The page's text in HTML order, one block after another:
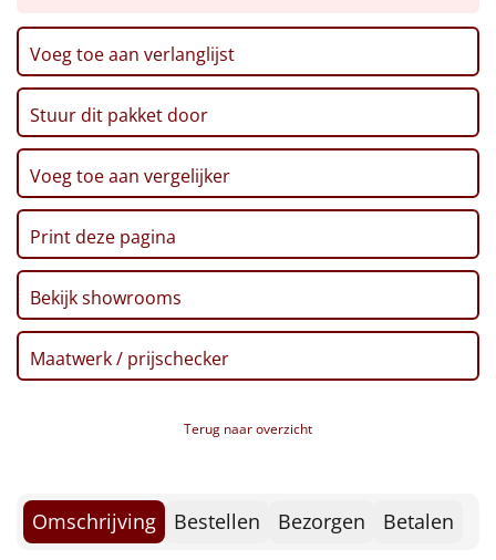
Pizzarette
Tas
Wake up light
NIEUW
Borrelplank
Warmtekussen
Slowcooker POPULAIR
Noodradio
Deken (fleece plaid)
Alle artikelen
Overige
Voeg toe aan verlanglijst
Stuur dit pakket door
Voeg toe aan vergelijker
Print deze pagina
Bekijk showrooms
Maatwerk / prijschecker
Terug naar overzicht
Omschrijving Bestellen Bezorgen Betalen